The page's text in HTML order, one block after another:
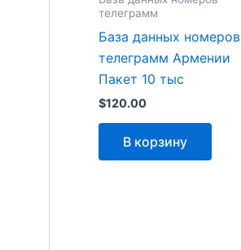
телеграмм
База данных номеров
телеграмм Армении
Пакет 10 тыс
$120.00
В корзину